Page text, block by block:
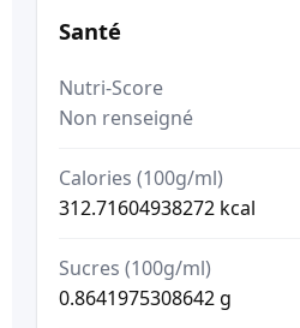
Santé
Nutri-Score
Non renseigné
Calories (100g/ml)
312.71604938272 kcal
Sucres (100g/ml)
0.8641975308642 g